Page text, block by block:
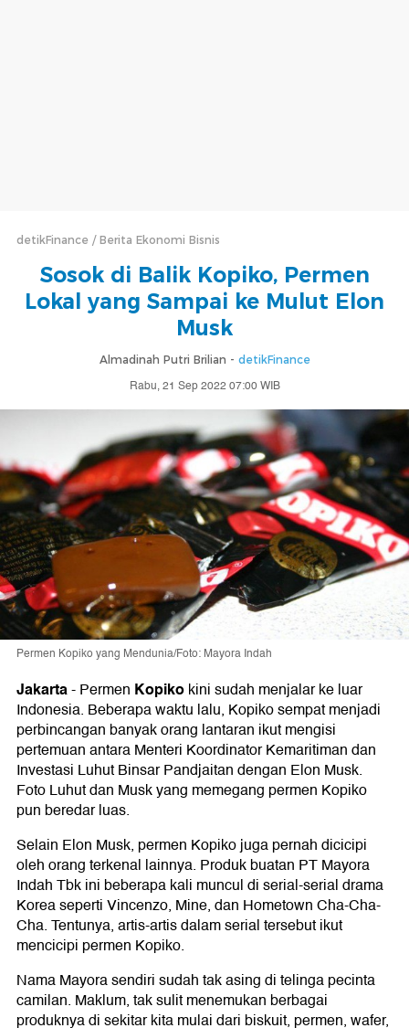
detikFinance Berita Ekonomi Bisnis
Sosok di Balik Kopiko, Permen
Lokal yang Sampai ke Mulut Elon
Musk
Almadinah Putri Brilian - detikFinance
Rabu, 21 Sep 2022 07:00 WIB
Permen Kopiko yang Mendunia/Foto: Mayora Indah
Jakarta-Permen Kopikokini sudah menjalar ke luar
Indonesia. Beberapa waktu lalu, Kopiko sempat menjadi
perbincangan banyak orang lantaran ikut mengisi
pertemuan antara Menteri Koordinator Kemaritiman dan
Investasi Luhut Binsar Pandjaitan dengan Elon Musk.
Foto Luhut dan Musk yang memegang permen Kopiko
pun beredar luas.
Selain Elon Musk, permen Kopiko juga pernah dicicipi
oleh orang terkenal lainnya. Produk buatan PT Mayora
Indah Tbk ini beberapa kali muncul di serial-serial drama
Korea seperti Vincenzo, Mine, dan Hometown Cha-Cha-
Cha. Tentunya, artis-artis dalam serial tersebut ikut
mencicipi permen Kopiko.
Nama Mayora sendiri sudah tak asing di telinga pecinta
camilan. Maklum, tak sulit menemukan berbagai
produknya di sekitar kita mulai dari biskuit, permen, wafer,